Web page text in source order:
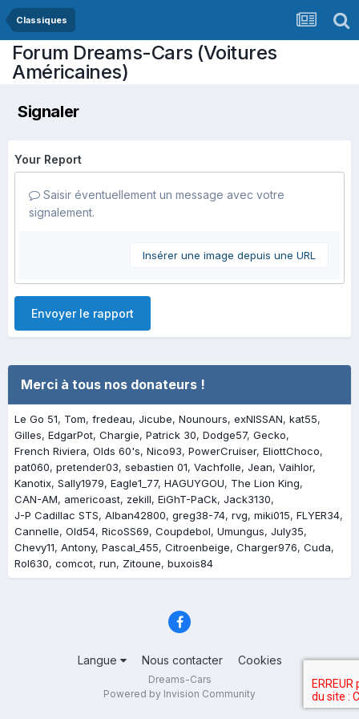
Classiques
Forum Dreams-Cars (Voitures
Américaines)
Signaler
Your Report
Saisir éventuellement un message avec votre
signalement.
Insérer une image depuis une URL
Envoyer le rapport
Merci à tous nos donateurs !
Le Go 51 Tom fredeau Jicube Nounours exNISSAN kat55
Gilles EdgarPot Chargie Patrick 30 Dodge57 Gecko
French Riviera Olds 60's Nico93 PowerCruiser EliottChoco
pat060 pretender03 sebastien 01 Vachfolle Jean Vaihlor
Kanotix Sally1979 Eagle1_77 HAGUYGOU
The Lion King
CAN-AM
americoast zekill EiGhT-PaCk Jack3130
J-P Cadillac STS Alban42800 greg38-74 rvg miki015 FLYER34
Cannelle Old54 RicoSS69 Coupdebol Umungus July35
Chevy11 Antony Pascal_455 Citroenbeige Charger976 Cuda
Rol630 comcot run Zitoune buxois84
Langue Nous contacter Cookies
Dreams-Cars
Powered by Invision Community